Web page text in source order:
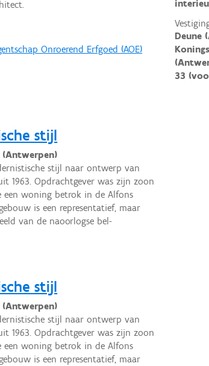
Deune
33
Onroerend Erfgoed (AOE)
stijl
(Antwerpen)
stijl naar ontwerp van
1963. Opdrachtgever was zijn zoon
een woning betrok in de Alfons
is een representatief, maar
van de naoorlogse bel-
stijl
(Antwerpen)
stijl naar ontwerp van
1963. Opdrachtgever was zijn zoon
een woning betrok in de Alfons
is een representatief, maar